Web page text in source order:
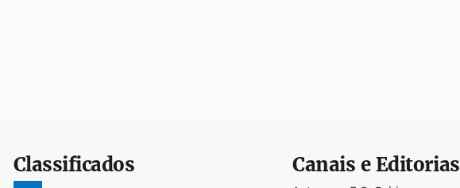
Classificados Canais e Editorias